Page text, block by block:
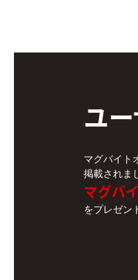
ユ
マグバイト
掲載されま
マグバ
をプレゼン